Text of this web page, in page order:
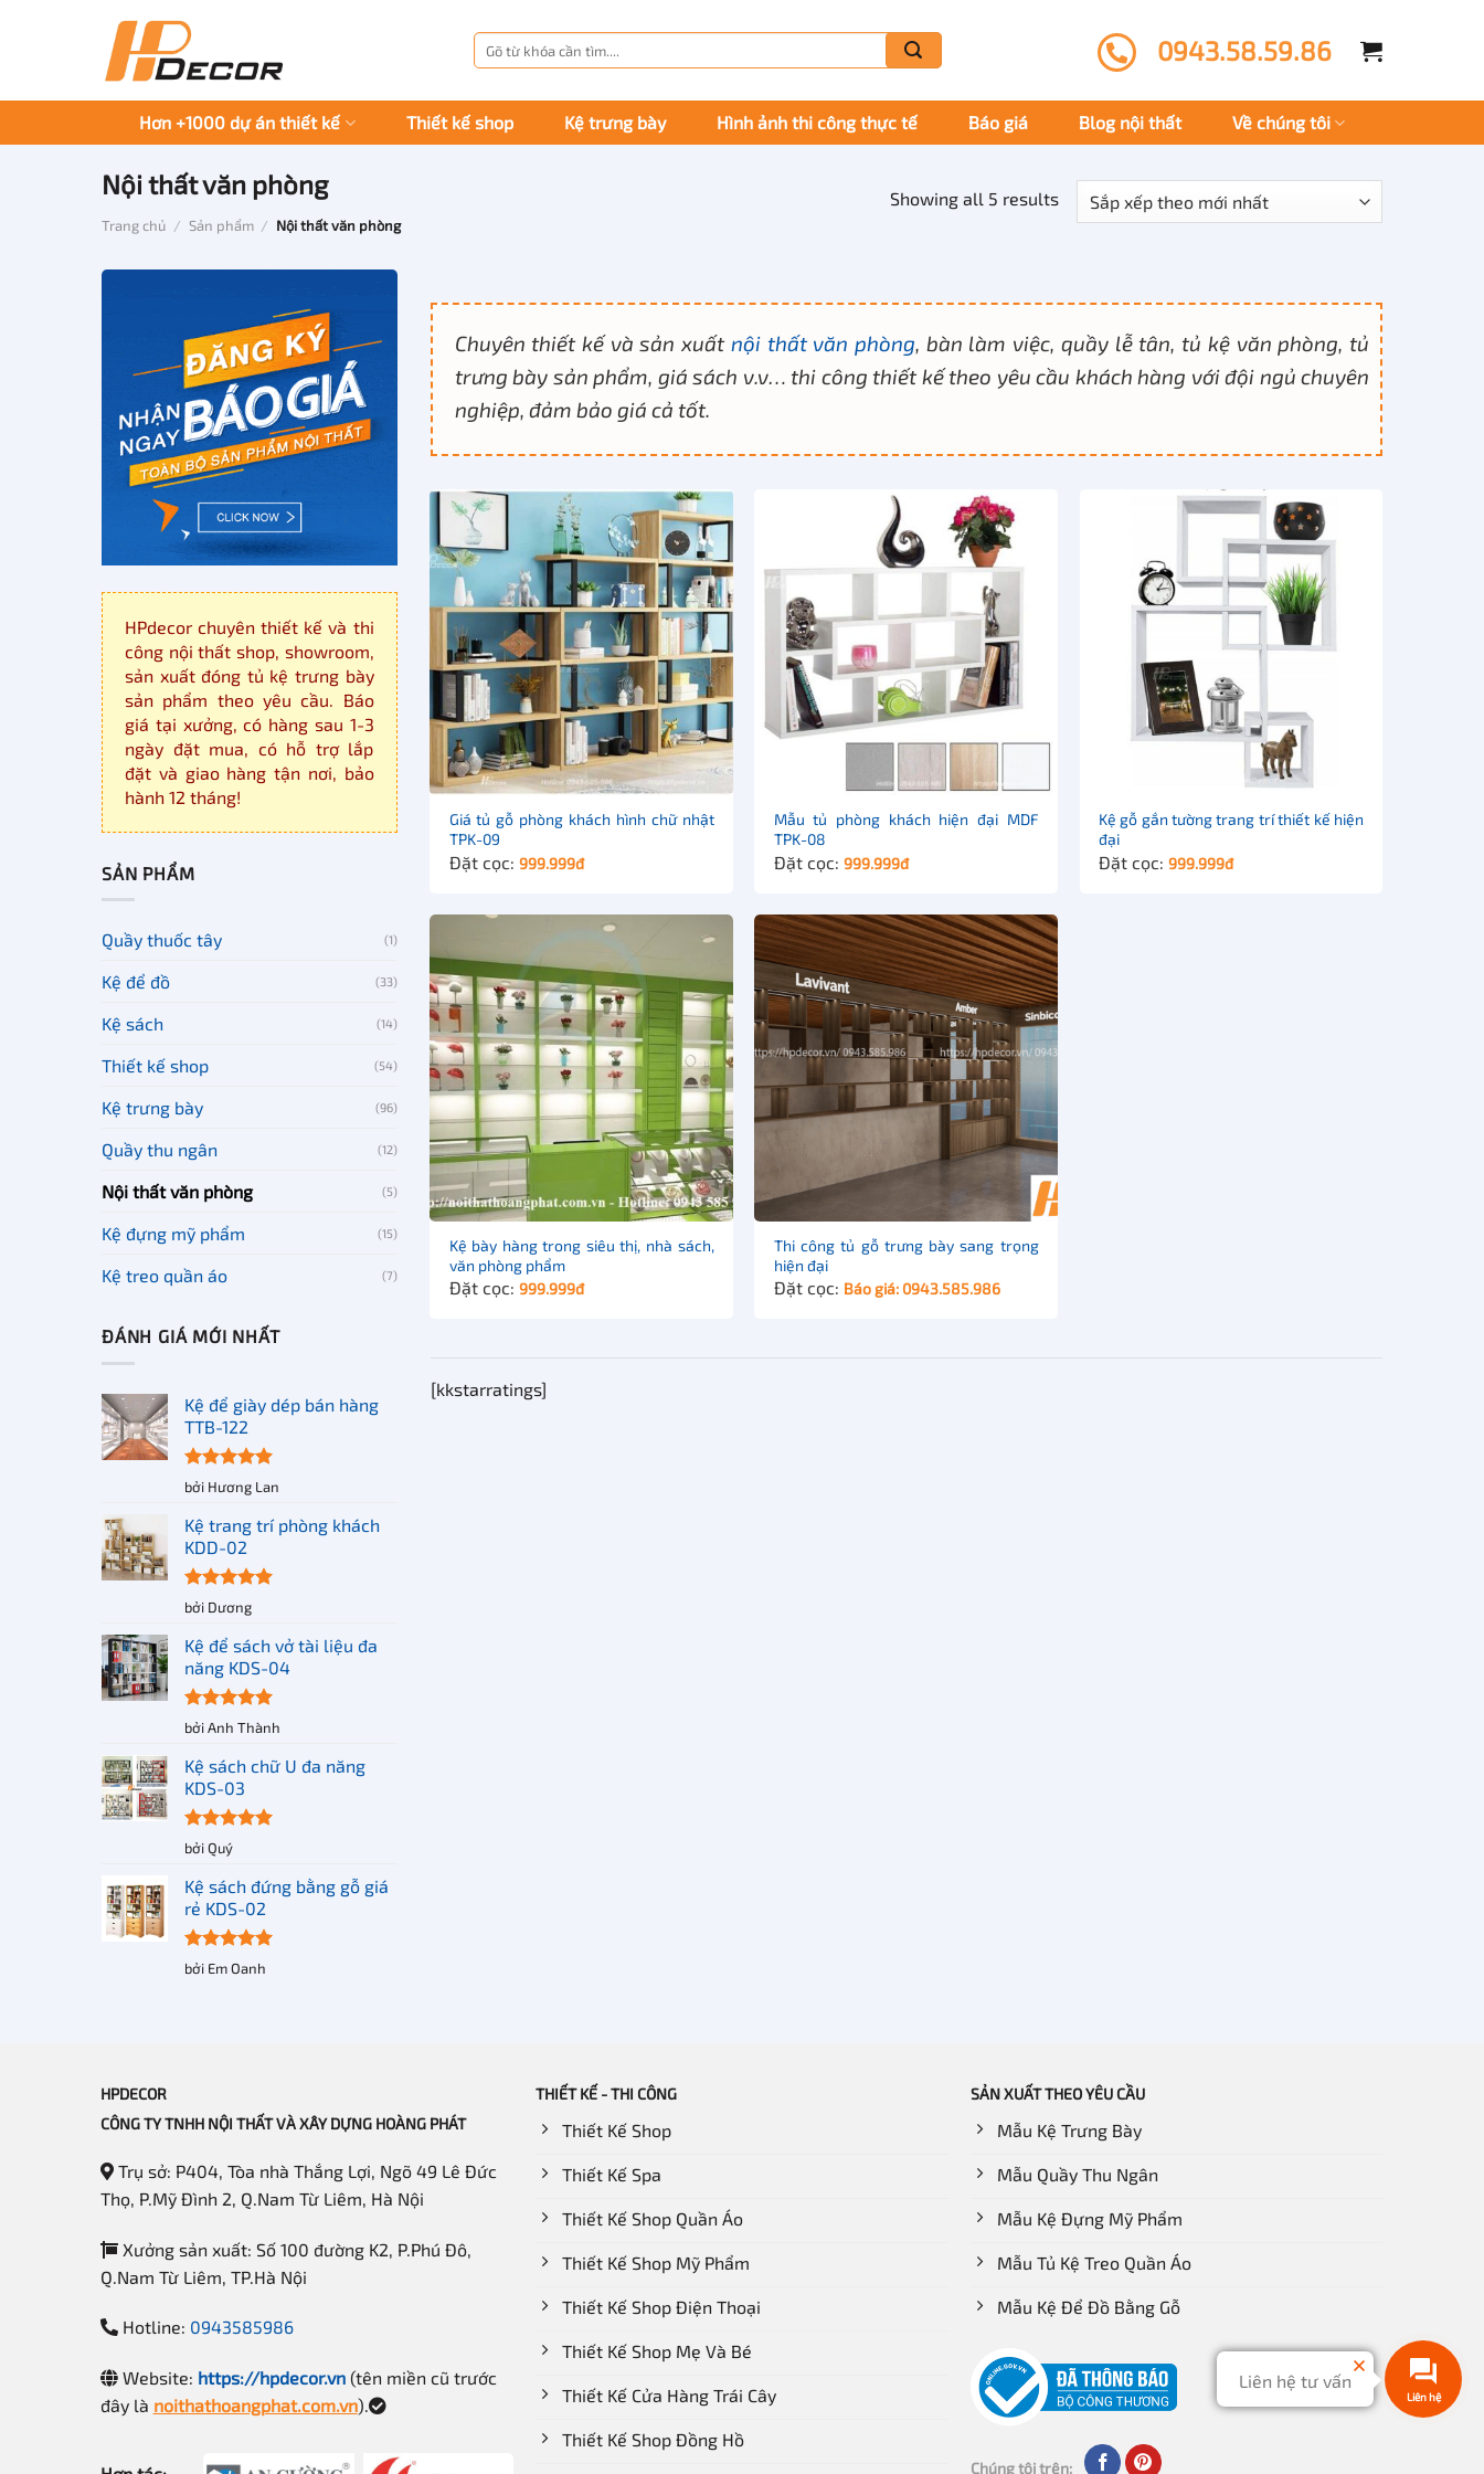
dung
Tìm
kiếm:
0943.58.59.86
Hơn +1000 dự án thiết kế Thiết kế shop Kệ trưng bày Hình ảnh thi công thực tế Báo giá Blog nội thất Về chúng tôi
Nội thất văn phòng
Trang chủ / Sản phẩm / Nội thất văn phòng
Showing all 5 results
HPdecor chuyên thiết kế và thi
công nội thất shop, showroom,
sản xuất đóng tủ kệ trưng bày
sản phẩm theo yêu cầu. Báo
giá tại xưởng, có hàng sau 1-3
ngày đặt mua, có hỗ trợ lắp
đặt và giao hàng tận nơi, bảo
hành 12 tháng!
SẢN PHẨM
Quầy thuốc tây (1)
Kệ để đồ (33)
Kệ sách (14)
Thiết kế shop (54)
Kệ trưng bày (96)
Quầy thu ngân (12)
Nội thất văn phòng (5)
Kệ đựng mỹ phẩm (15)
Kệ treo quần áo (7)
ĐÁNH GIÁ MỚI NHẤT
Kệ để giày dép bán hàng
TTB-122
Được xếp
hạng 5
5
sao
bởi Hương Lan
Kệ trang trí phòng khách
KDD-02
Được xếp
hạng 5
5
sao
bởi Dương
Kệ để sách vở tài liệu đa
năng KDS-04
Được xếp
hạng
sao
bởi Anh Thành
Kệ sách chữ U đa năng
KDS-03
Được xếp
hạng5
sao
bởi Quý
Kệ sách đứng bằng gỗ giá
rẻ KDS-02
Được xếp
hạng
5
bởi Em Oanh
Chuyên thiết kế và sản xuất nội thất văn phòng, bàn làm việc, quầy lễ tân, tủ kệ văn phòng, tủ
trưng bày sản phẩm, giá sách v.v… thi công thiết kế theo yêu cầu khách hàng với đội ngủ chuyên
nghiệp, đảm bảo giá cả tốt.
Giá tủ gỗ phòng khách hình chữ nhật
TPK-09
Đặt cọc: 999.999đ
Mẫu tủ phòng khách hiện đại MDF
TPK-08
Đặt cọc: 999.999đ
Kệ gỗ gắn tường trang trí thiết kế hiện
đại
Đặt cọc: 999.999đ
Kệ bày hàng trong siêu thị, nhà sách,
văn phòng phẩm
Đặt cọc: 999.999đ
Thi công tủ gỗ trưng bày sang trọng
hiện đại
Đặt cọc: Báo giá: 0943.585.986
[kkstarratings]
HPDECOR
CÔNG TY TNHH NỘI THẤT VÀ XÂY DỰNG HOÀNG PHÁT
Trụ sở: P404, Tòa nhà Thắng Lợi, Ngõ 49 Lê Đức
Thọ, P.Mỹ Đình 2, Q.Nam Từ Liêm, Hà Nội
Xưởng sản xuất: Số 100 đường K2, P.Phú Đô,
Q.Nam Từ Liêm, TP.Hà Nội
Hotline: 0943585986
Website: https://hpdecor.vn(tên miền cũ trước
đây là noithathoangphat.com.vn).
THIẾT KẾ - THI CÔNG
Thiết Kế Shop
Thiết Kế Spa
Thiết Kế Shop Quần Áo
Thiết Kế Shop Mỹ Phẩm
Thiết Kế Shop Điện Thoại
Thiết Kế Shop Mẹ Và Bé
Thiết Kế Cửa Hàng Trái Cây
Thiết Kế Shop Đồng Hồ
SẢN XUẤT THEO YÊU CẦU
Mẫu Kệ Trưng Bày
Mẫu Quầy Thu Ngân
Mẫu Kệ Đựng Mỹ Phẩm
Mẫu Tủ Kệ Treo Quần Áo
Mẫu Kệ Để Đồ Bằng Gỗ
Chúng tôi trên:
Liên hệ
Liên hệ tư vấn